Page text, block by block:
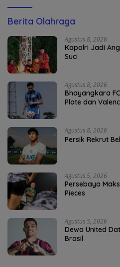
Berita Olahraga
Agustus 8, 2026
Kapolri Jadi
Suci
Agustus 8, 2026
Bhayangkara
Plate dan
Agustus 8, 2026
Persik Rekrut
Agustus 5, 2026
Persebaya
Pieces
Agustus 5, 2026
Dewa United
Brasil